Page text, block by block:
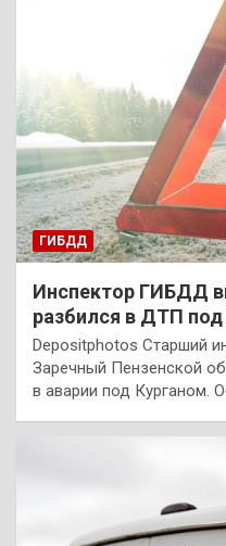
ГИБДД
Инспектор ГИБДД
разбился в ДТП
Depositphotos Старший
Заречный Пензенской
в аварии под Курганом.